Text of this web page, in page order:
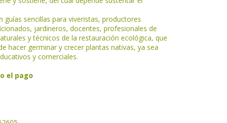
guías sencillas para viveristas, productores
jardineros, docentes, profesionales de
y técnicos de la restauración ecológica, que
hacer germinar y crecer plantas nativas, ya sea
y comerciales.
el pago